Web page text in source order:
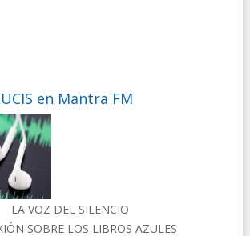
en Mantra FM
LA VOZ DEL SILENCIO
SOBRE LOS LIBROS AZULES